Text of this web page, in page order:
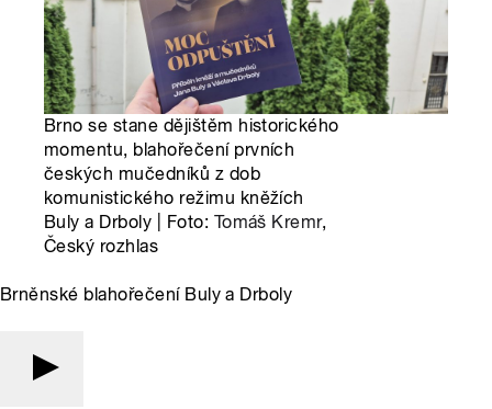
Brno se stane dějištěm historického
momentu, blahořečení prvních
českých mučedníků z dob
komunistického režimu kněžích
Buly a Drboly | Foto: Tomáš Kremr,
Český rozhlas
Brněnské blahořečení Buly a Drboly